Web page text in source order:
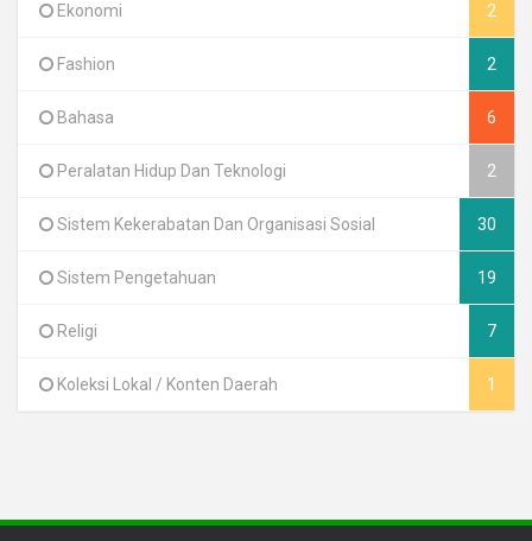
Ekonomi 2
Fashion 2
Bahasa 6
Peralatan Hidup Dan Teknologi 2
Sistem Kekerabatan Dan Organisasi Sosial 30
Sistem Pengetahuan 19
Religi 7
Koleksi Lokal / Konten Daerah 1